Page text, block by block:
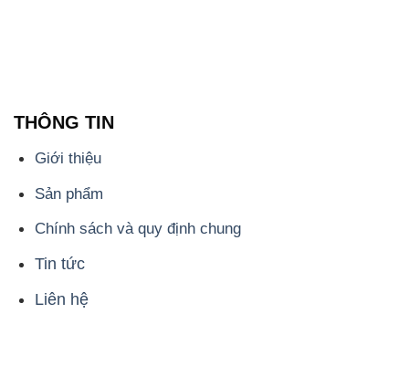
THÔNG TIN
Giới thiệu
Sản phẩm
Chính sách và quy định chung
Tin tức
Liên hệ